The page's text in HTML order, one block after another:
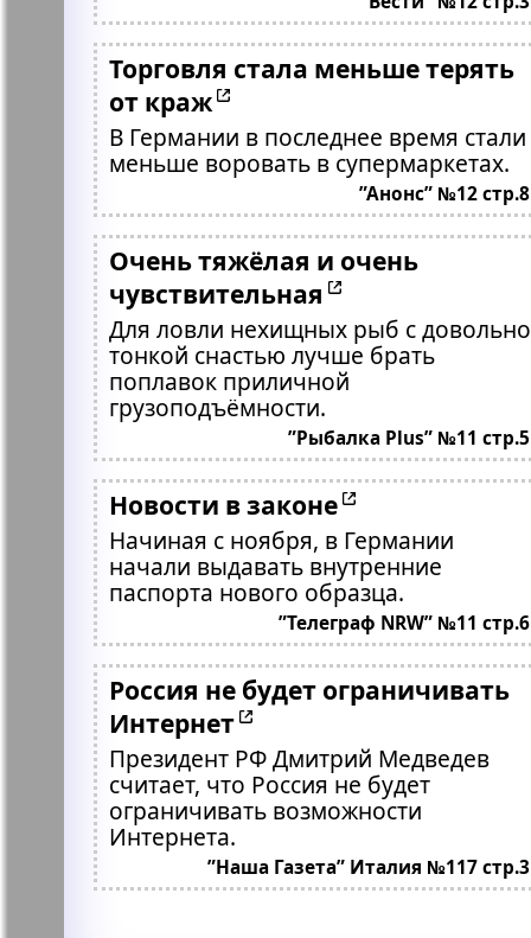
Торговля стала меньше терять
от краж
В Германии в последнее время стали
меньше воровать в супермаркетах.
”Анонс” №12 стр.8
Очень тяжёлая и очень
чувствительная
Для ловли нехищных рыб с довольно
тонкой снастью лучше брать
поплавок приличной
грузоподъёмности.
”Рыбалка Plus” №11 стр.5
Новости в законе
Начиная с ноября, в Германии
начали выдавать внутренние
паспорта нового образца.
”Телеграф NRW” №11 стр.6
Россия не будет ограничивать
Интернет
Президент РФ Дмитрий Медведев
считает, что Россия не будет
ограничивать возможности
Интернета.
”Наша Газета” Италия №117 стр.3